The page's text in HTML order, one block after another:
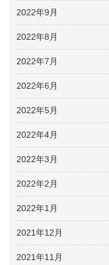
2022年9月
2022年8月
2022年7月
2022年6月
2022年5月
2022年4月
2022年3月
2022年2月
2022年1月
2021年12月
2021年11月